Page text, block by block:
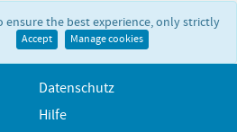
ensure the best experience, only strictly
Accept Manage cookies
Datenschutz
Hilfe